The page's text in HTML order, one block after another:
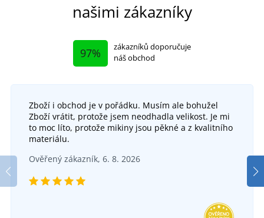
našimi zákazníky
97%
zákazníků doporučuje
náš obchod
Zboží i obchod je v pořádku. Musím ale bohužel
Zboží vrátit, protože jsem neodhadla velikost. Je mi
to moc líto, protože mikiny jsou pěkné a z kvalitního
materiálu.
Ověřený zákazník, 6. 8. 2026